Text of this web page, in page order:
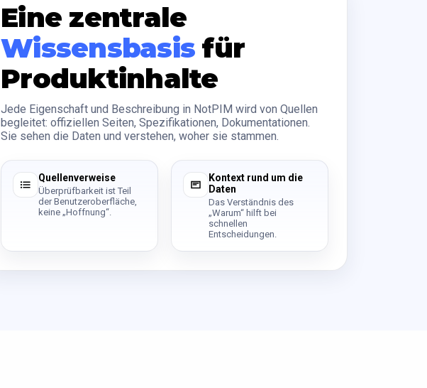
Eine zentrale
Wissensbasis für
Produktinhalte
Jede Eigenschaft und Beschreibung in NotPIM wird von Quellen
begleitet: offiziellen Seiten, Spezifikationen, Dokumentationen.
Sie sehen die Daten und verstehen, woher sie stammen.
Quellenverweise
Überprüfbarkeit ist Teil
der Benutzeroberfläche,
keine „Hoffnung“.
Kontext rund um die
Daten
Das Verständnis des
„Warum“ hilft bei
schnellen
Entscheidungen.